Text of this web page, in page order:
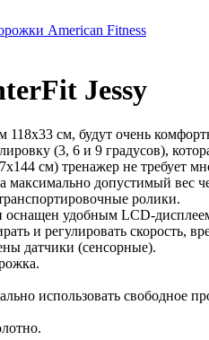
American Fitness
Jessy
118х33 см, будут очень
(3, 6 и 9 градусов),
см) тренажер не требует
максимально допустимый вес
ролики.
удобным LCD-
и регулировать скорость,
датчики (сенсорные).
использовать свободное